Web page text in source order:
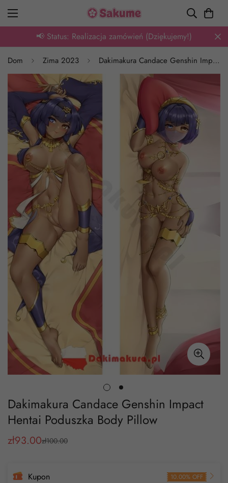
🎁 Oferta: Tysiące wzorów z super rabatem
Dom Zima 2023 Dakimakura Candace Genshin Impact Hentai Poduszka Body Pillow
Dakimakura Candace Genshin Impact
Hentai Poduszka Body Pillow
Cena
zł93.00
Cena
zł100.00
Kupon 10.00% OFF